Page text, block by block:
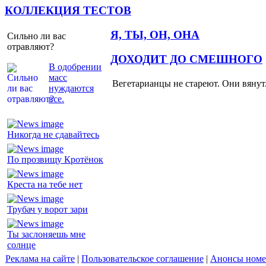
КОЛЛЕКЦИЯ ТЕСТОВ
Сильно ли вас
отравляют?
В одобрении
масс
нуждаются
все.
Я, ТЫ, ОН, ОНА
Никогда не сдавайтесь
По прозвищу Кротёнок
Креста на тебе нет
Трубач у ворот зари
Ты заслоняешь мне
солнце
ДОХОДИТ ДО СМЕШНОГО
Вегетарианцы не стареют. Они вянут.
Реклама на сайте | Пользовательское соглашение | Анонсы